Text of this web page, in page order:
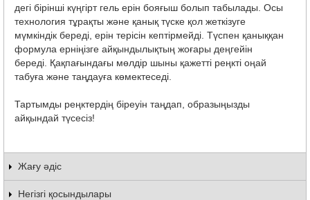
дегі бірінші күңгірт гель ерін бояғыш болып табылады. Осы
технология тұрақты және қанық түске қол жеткізуге
мүмкіндік береді, ерін терісін кептірмейді. Түспен қаныққан
формула ерніңізге айқындылықтың жоғары деңгейін
береді. Қақпағындағы мөлдір шыны қажетті реңкті оңай
табуға және таңдауға көмектеседі.
Тартымды реңктердің біреуін таңдап, образыңызды
айқындай түсесіз!
Жағу әдіс
Негізгі қосындылары